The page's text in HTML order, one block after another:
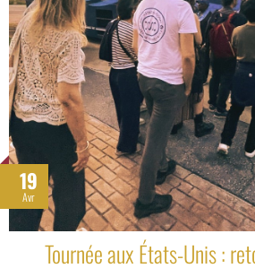
19
Avr
Tournée aux États-Unis :